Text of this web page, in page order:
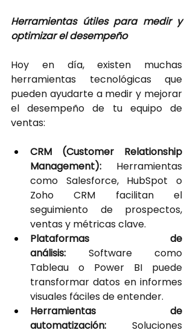
Herramientas útiles para medir y
optimizar el desempeño
Hoy en día, existen muchas
herramientas tecnológicas que
pueden ayudarte a medir y mejorar
el desempeño de tu equipo de
ventas:
CRM (Customer Relationship
Management): Herramientas
como Salesforce, HubSpot o
Zoho CRM facilitan el
seguimiento de prospectos,
ventas y métricas clave.
Plataformas de
análisis: Software como
Tableau o Power BI puede
transformar datos en informes
visuales fáciles de entender.
Herramientas de
automatización: Soluciones